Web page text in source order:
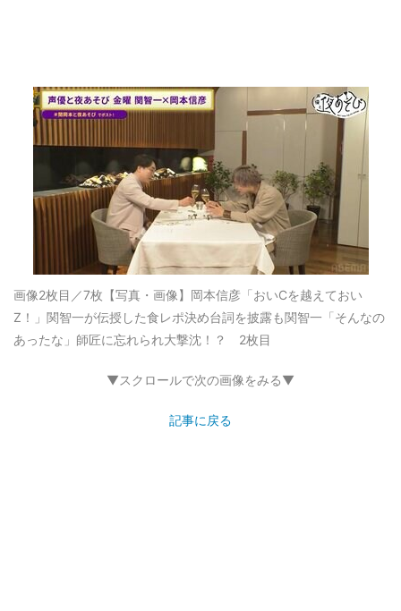
画像2枚目／7枚 【写真・画像】岡本信彦「おいCを越えておい
Z！」関智一が伝授した食レポ決め台詞を披露も関智一「そんなの
あったな」師匠に忘れられ大撃沈！？ 2枚目
▼スクロールで次の画像をみる▼
記事に戻る